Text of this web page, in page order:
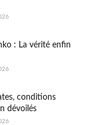
: La vérité enfin
conditions
dévoilés